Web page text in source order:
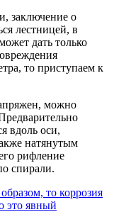
заключение о
лестницей, в
дать только
то приступаем к
можно
вдоль оси,
натянутым
рифление
спирали.